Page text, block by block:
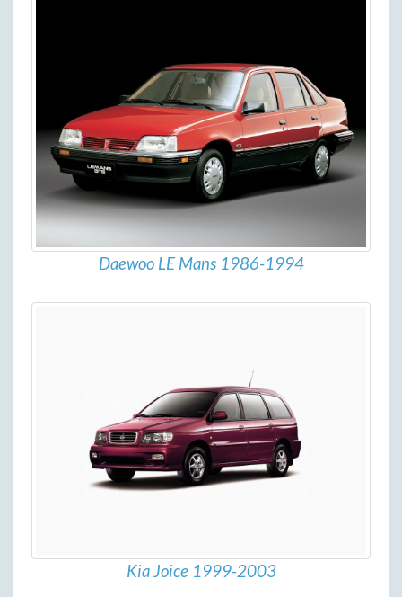
Daewoo LE Mans 1986-1994
Kia Joice 1999-2003